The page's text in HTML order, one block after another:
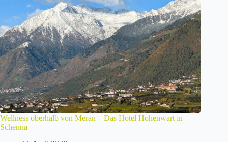
Wellness oberhalb von Meran – Das Hotel Hohenwart in
Schenna